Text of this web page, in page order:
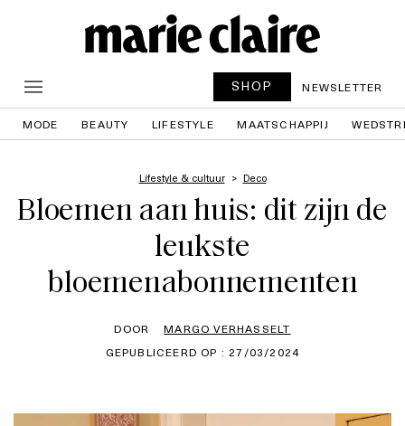
SHOP NEWSLETTER
MODE BEAUTY LIFESTYLE MAATSCHAPPIJ
Lifestyle & cultuur Deco
Bloemen aan huis: dit zijn de
leukste
bloemenabonnementen
DOOR
MARGO VERHASSELT
GEPUBLICEERD OP : 27/03/2024